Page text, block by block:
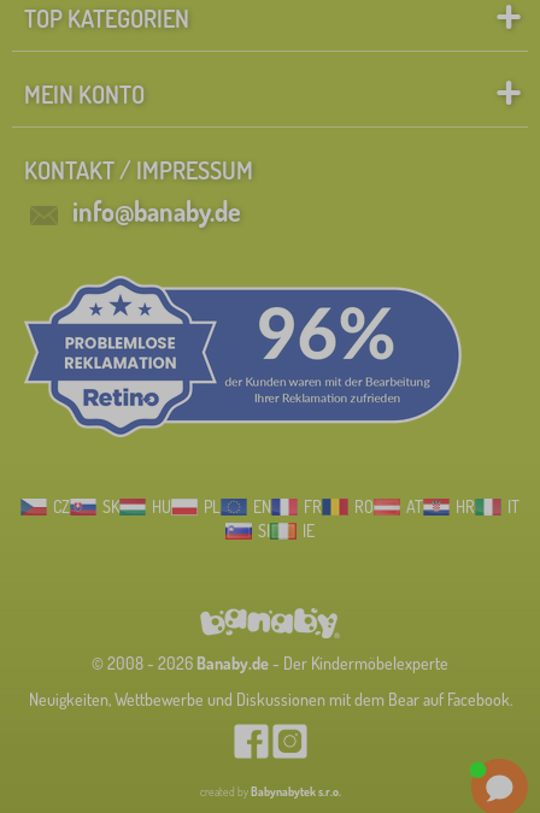
TOP KATEGORIEN
MEIN KONTO
KONTAKT / IMPRESSUM
info@banaby.de
CZ SK HU PL EN FR RO AT HR
IT
SI
IE
© 2008 - 2026 Banaby.de- Der Kindermöbelexperte
Neuigkeiten, Wettbewerbe und Diskussionen mit dem Bear auf Facebook.
created by Babynabytek s.r.o.